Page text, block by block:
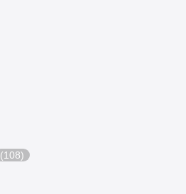
(108)